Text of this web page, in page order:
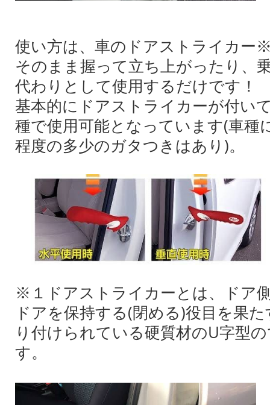
使い方は、車のドアストライカー
そのまま握って立ち上がったり、
代わりとして使用するだけです！
基本的にドアストライカーが付い
種で使用可能となっています(車種
程度の多少のガタつきはあり)。
※１ドアストライカーとは、ドア
ドアを保持する(閉める)役目を果
り付けられている硬質材のU字型
す。